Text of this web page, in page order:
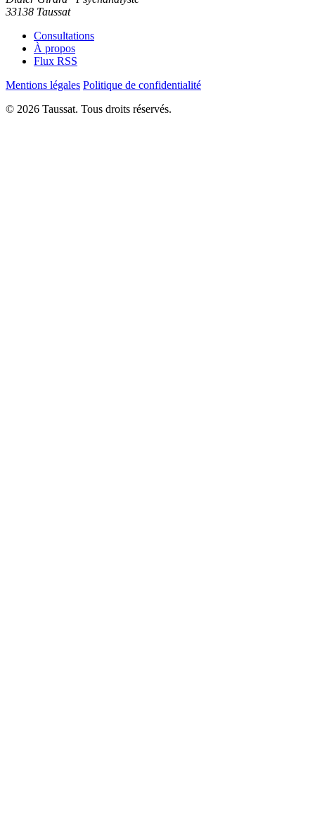
33138 Taussat
Consultations
À propos
Flux RSS
Mentions légales Politique de confidentialité
© 2026 Taussat. Tous droits réservés.